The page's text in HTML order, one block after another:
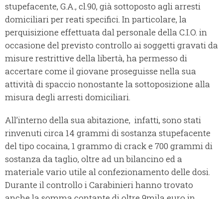
stupefacente, G.A., cl.90, già sottoposto agli arresti
domiciliari per reati specifici. In particolare, la
perquisizione effettuata dal personale della C.I.O. in
occasione del previsto controllo ai soggetti gravati da
misure restrittive della libertà, ha permesso di
accertare come il giovane proseguisse nella sua
attività di spaccio nonostante la sottoposizione alla
misura degli arresti domiciliari.
All’interno della sua abitazione, infatti, sono stati
rinvenuti circa 14 grammi di sostanza stupefacente
del tipo cocaina, 1 grammo di crack e 700 grammi di
sostanza da taglio, oltre ad un bilancino ed a
materiale vario utile al confezionamento delle dosi.
Durante il controllo i Carabinieri hanno trovato